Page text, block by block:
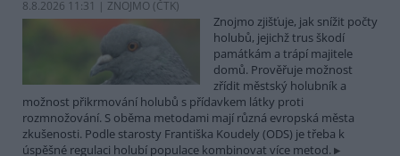
8.8.2026 11:31 | ZNOJMO (ČTK)
Znojmo zjišťuje, jak snížit počty
holubů, jejichž trus škodí
památkám a trápí majitele
domů. Prověřuje možnost
zřídit městský holubník a
možnost přikrmování holubů s přídavkem látky proti
rozmnožování. S oběma metodami mají různá evropská města
zkušenosti. Podle starosty Františka Koudely (ODS) je třeba k
úspěšné regulaci holubí populace kombinovat více metod.